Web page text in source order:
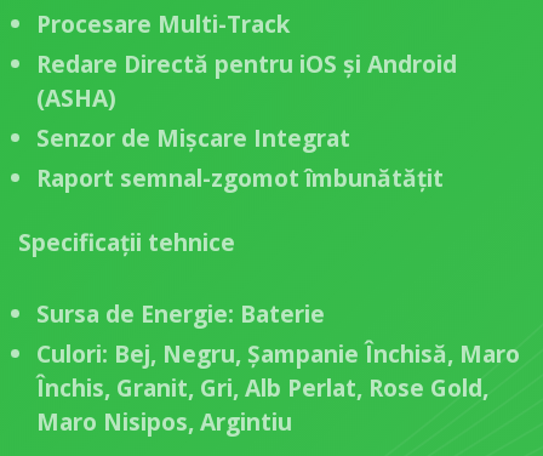
Procesare Multi-Track
Redare Directă pentru iOS și Android
(ASHA)
Senzor de Mișcare Integrat
Raport semnal-zgomot îmbunătățit
Specificații tehnice
Sursa de Energie: Baterie
Culori: Bej, Negru, Șampanie Închisă, Maro
Închis, Granit, Gri, Alb Perlat, Rose Gold,
Maro Nisipos, Argintiu